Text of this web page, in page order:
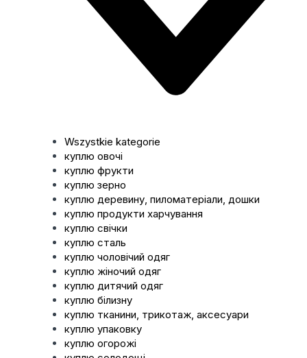
Wszystkie kategorie
куплю овочі
куплю фрукти
куплю зерно
куплю деревину, пиломатеріали, дошки
куплю продукти харчування
куплю свічки
куплю сталь
куплю чоловічий одяг
куплю жіночий одяг
куплю дитячий одяг
куплю білизну
куплю тканини, трикотаж, аксесуари
куплю упаковку
куплю огорожі